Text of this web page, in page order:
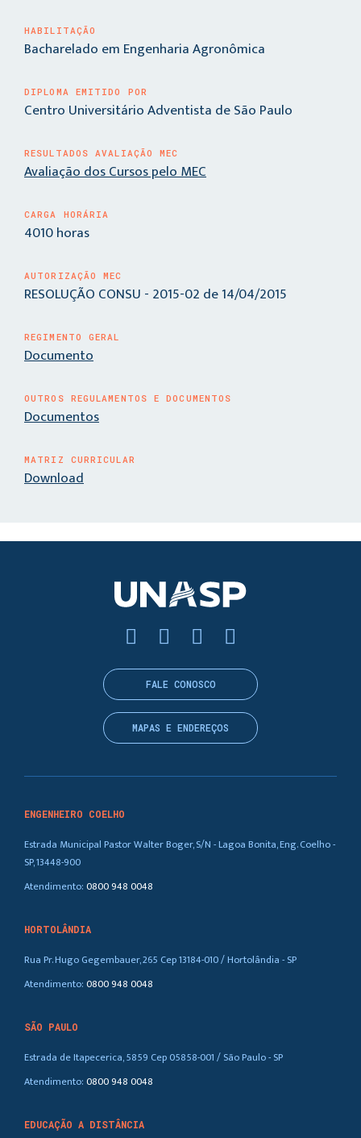
HABILITAÇÃO
Bacharelado em Engenharia Agronômica
DIPLOMA EMITIDO POR
Centro Universitário Adventista de São Paulo
RESULTADOS AVALIAÇÃO MEC
Avaliação dos Cursos pelo MEC
CARGA HORÁRIA
4010 horas
AUTORIZAÇÃO MEC
RESOLUÇÃO CONSU - 2015-02 de 14/04/2015
REGIMENTO GERAL
Documento
OUTROS REGULAMENTOS E DOCUMENTOS
Documentos
MATRIZ CURRICULAR
Download
ENGENHEIRO COELHO
Estrada Municipal Pastor Walter Boger, S/N - Lagoa Bonita, Eng. Coelho -
SP, 13448-900
Atendimento:0800 948 0048
HORTOLÂNDIA
Rua Pr. Hugo Gegembauer, 265 Cep 13184-010 / Hortolândia - SP
Atendimento:0800 948 0048
SÃO PAULO
Estrada de Itapecerica, 5859 Cep 05858-001 / São Paulo - SP
Atendimento:0800 948 0048
EDUCAÇÃO A DISTÂNCIA
FALE CONOSCO
MAPAS E ENDEREÇOS